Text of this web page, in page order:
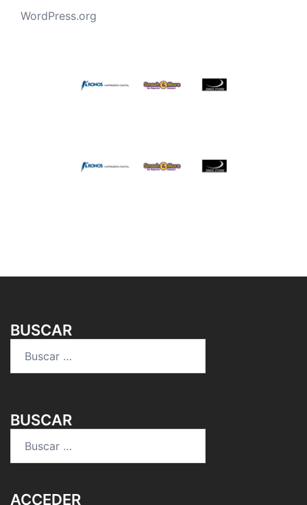
WordPress.org
BUSCAR
Buscar:
BUSCAR
Buscar:
ACCEDER